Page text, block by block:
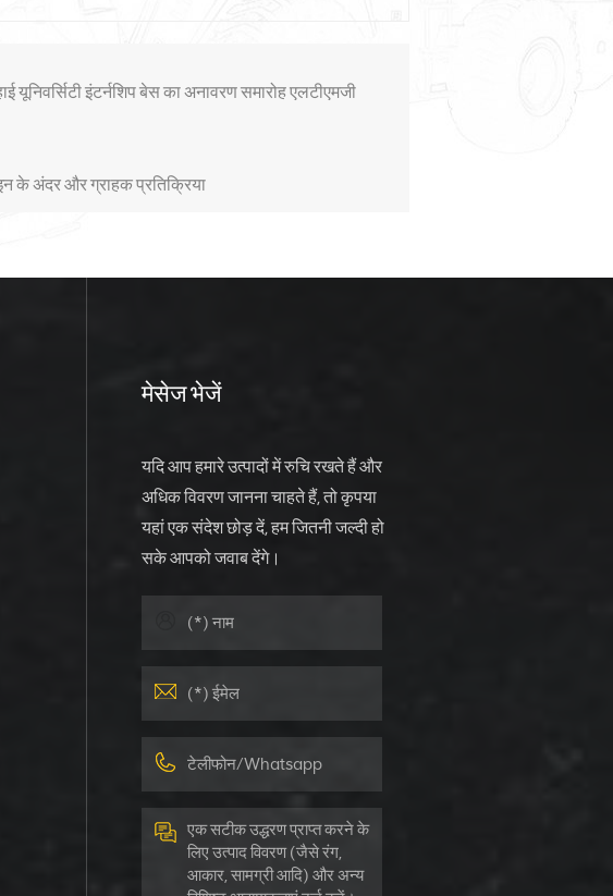
इंटर्नशिप बेस का अनावरण समारोह एलटीएमजी
के अंदर और ग्राहक प्रतिक्रिया
मेसेज भेजें
यदि आप हमारे उत्पादों में रुचि रखते हैं और
अधिक विवरण जानना चाहते हैं, तो कृपया
यहां एक संदेश छोड़ दें, हम जितनी जल्दी हो
सके आपको जवाब देंगे।